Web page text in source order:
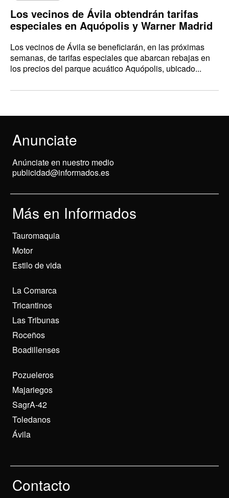
Los vecinos de Ávila obtendrán tarifas
especiales en Aquópolis y Warner Madrid
Los vecinos de Ávila se beneficiarán, en las próximas
semanas, de tarifas especiales que abarcan rebajas en
los precios del parque acuático Aquópolis, ubicado...
Anunciate
Anúnciate en nuestro medio
publicidad@informados.es
Más en Informados
Tauromaquia
Motor
Estilo de vida
La Comarca
Tricantinos
Las Tribunas
Roceños
Boadillenses
Pozueleros
Majariegos
SagrA-42
Toledanos
Ávila
Contacto